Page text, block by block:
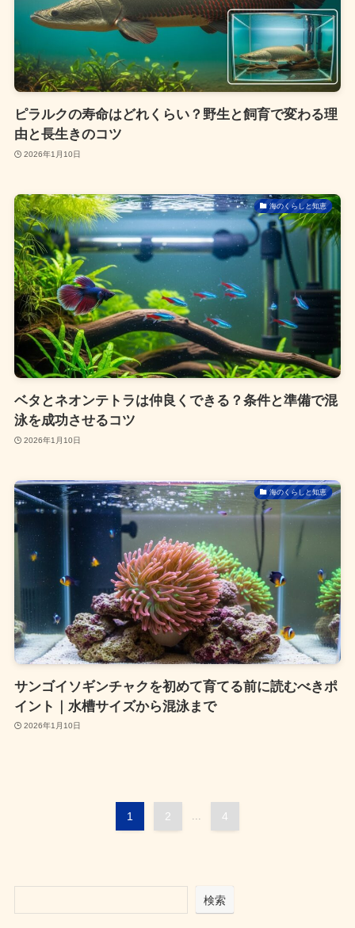
ピラルクの寿命はどれくらい？野生と飼育で変わる理
由と長生きのコツ
2026年1月10日
海のくらしと知恵
ベタとネオンテトラは仲良くできる？条件と準備で混
泳を成功させるコツ
2026年1月10日
海のくらしと知恵
サンゴイソギンチャクを初めて育てる前に読むべきポ
イント｜水槽サイズから混泳まで
2026年1月10日
1 2 4
検索